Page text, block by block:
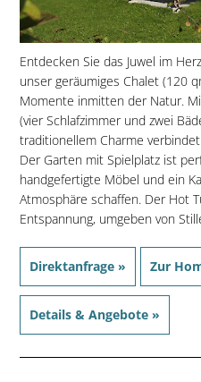
Entdecken Sie das Juwel im
unser geräumiges Chalet (120
Momente inmitten der Natur.
(vier Schlafzimmer und zwei
traditionellem Charme
Der Garten mit Spielplatz ist
handgefertigte Möbel und ein
Atmosphäre schaffen. Der Hot
Entspannung, umgeben von
Direktanfrage » Zur
Details & Angebote »